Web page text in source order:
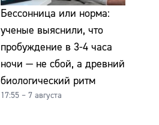
Бессонница или норма:
ученые выяснили, что
пробуждение в 3-4 часа
ночи — не сбой, а древний
биологический ритм
17:55 – 7 августа